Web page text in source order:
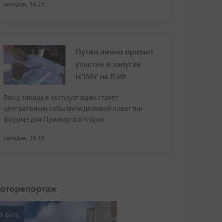
сегодня, 16:23
Путин лично примет
участие в запуске
НЗМУ на ВЭФ
Ввод завода в эксплуатацию станет
центральным событием деловой повестки
форума для Приморского края
сегодня, 16:19
фото